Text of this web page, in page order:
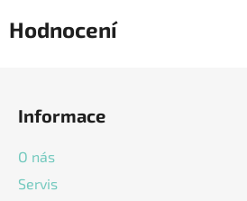
Hodnocení
Informace
O nás
Servis